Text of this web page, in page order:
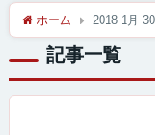
ホーム 2018 1月 30
記事一覧